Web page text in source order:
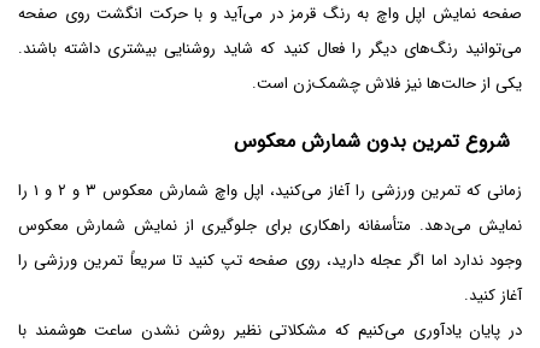
صفحه نمایش اپل واچ به رنگ قرمز در می‌آید و با حرکت انگشت روی صفحه
می‌توانید رنگ‌های دیگر را فعال کنید که شاید روشنایی بیشتری داشته باشند.
یکی از حالت‌ها نیز فلاش چشمک‌زن است.
شروع تمرین بدون شمارش معکوس
زمانی که تمرین ورزشی را آغاز می‌کنید، اپل واچ شمارش معکوس ۳ و ۲ و ۱ را
نمایش می‌دهد. متأسفانه راهکاری برای جلوگیری از نمایش شمارش معکوس
وجود ندارد اما اگر عجله دارید، روی صفحه تپ کنید تا سریعاً تمرین ورزشی را
آغاز کنید.
در پایان یادآوری می‌کنیم که مشکلاتی نظیر روشن نشدن ساعت هوشمند با